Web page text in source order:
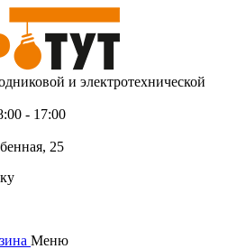
и электротехнической
- 17:00
25
Меню